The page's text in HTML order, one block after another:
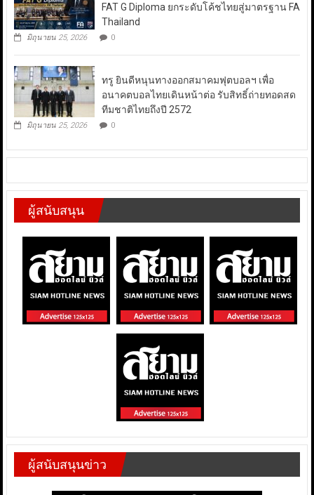
FAT G Diploma ยกระดับโค้ชไทยสู่มาตรฐาน FA
Thailand
มิถุนายน 25, 2026 0
ทรู ยินดีหนุนทางออกสมาคมฟุตบอลฯ เพื่อ
อนาคตบอลไทยเดินหน้าต่อ รับสิทธิ์ถ่ายทอดสด
ทีมชาติไทยถึงปี 2572
มิถุนายน 25, 2026 0
ผู้สนับสนุน
ผู้สนับสนุนข่าว